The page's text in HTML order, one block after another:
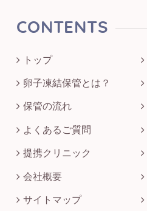
CONTENTS
トップ
卵子凍結保管とは？
保管の流れ
よくあるご質問
提携クリニック
会社概要
サイトマップ